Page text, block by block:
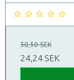
30,30 SEK
24,24 SEK